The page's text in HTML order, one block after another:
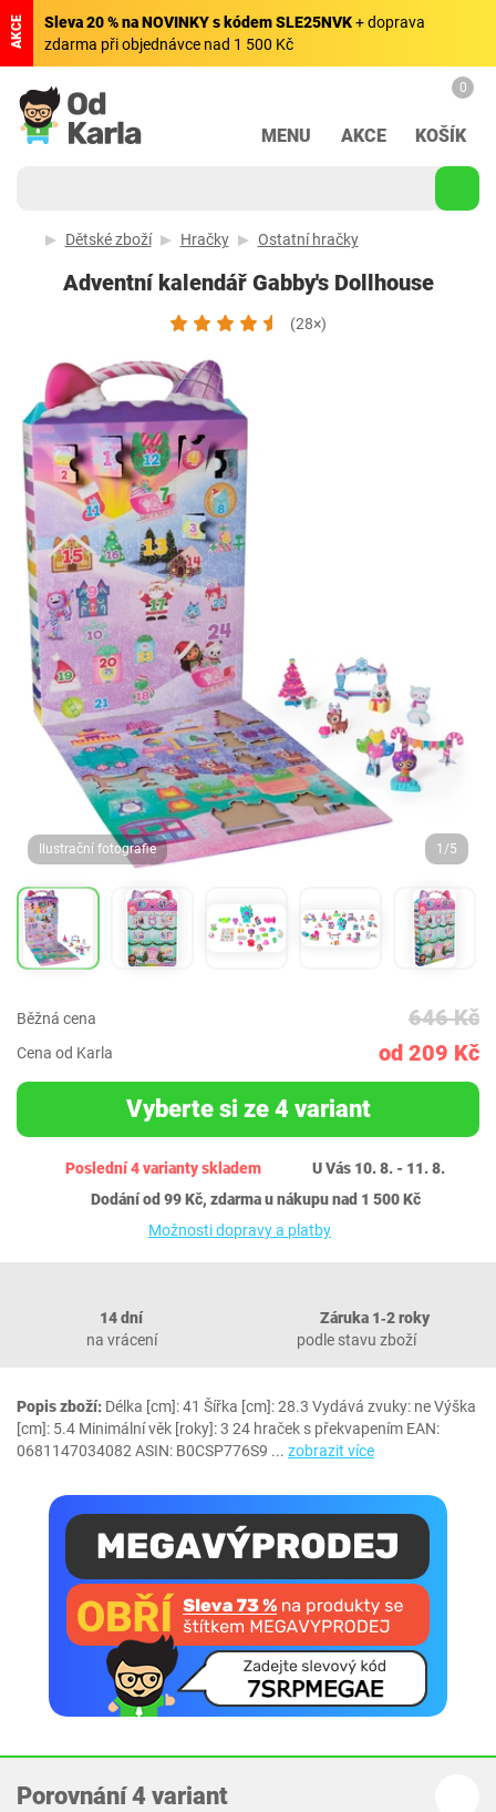
AKCE Sleva 20 % na NOVINKY s kódem SLE25NVK+ doprava
zdarma při objednávce nad 1 500 Kč
MENU AKCE
0
KOŠÍK
Dětské zboží Hračky Ostatní hračky
Adventní kalendář Gabby's Dollhouse
(28×)
Ilustrační fotografie 1/5
Běžná cena 646 Kč
Cena od Karla od 209 Kč
Vyberte si ze 4 variant
Poslední 4 varianty skladem
U Vás 10. 8. - 11. 8.
Dodání od 99 Kč, zdarma u nákupu nad 1 500 Kč
Možnosti dopravy a platby
14 dní
na vrácení
Záruka 1‐2 roky
podle stavu zboží
Popis zboží: Délka [cm]: 41 Šířka [cm]: 28.3 Vydává zvuky: ne Výška
[cm]: 5.4 Minimální věk [roky]: 3 24 hraček s překvapením EAN:
0681147034082 ASIN: B0CSP776S9 ... zobrazit více
Porovnání 4 variant